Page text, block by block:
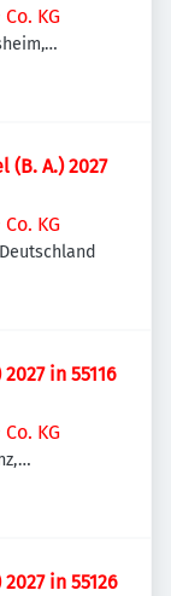
KG
(B. A.) 2027
KG
in 55116
KG
in 55126